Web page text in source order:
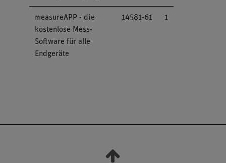
measureAPP - die
kostenlose Mess-
Software für alle
Endgeräte
14581-61 1